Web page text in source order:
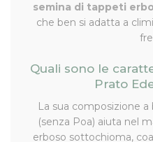
semina di tappeti
che ben si adatta a
Quali sono le
Prato
La sua composizione
(senza Poa) aiuta nel
erboso sottochioma,